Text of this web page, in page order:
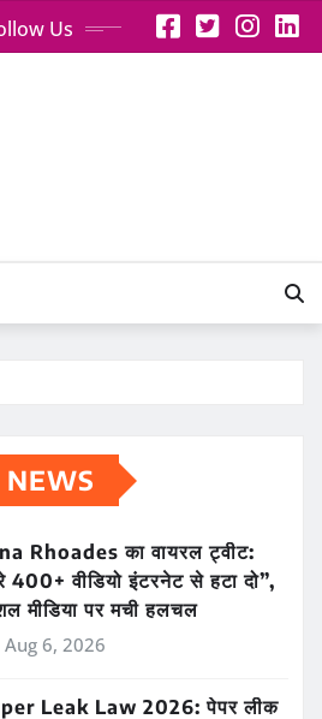
Us
Rhoades का वायरल ट्वीट:
400+ वीडियो इंटरनेट से हटा दो”,
मीडिया पर मची हलचल
Aug 6, 2026
Leak Law 2026: पेपर लीक